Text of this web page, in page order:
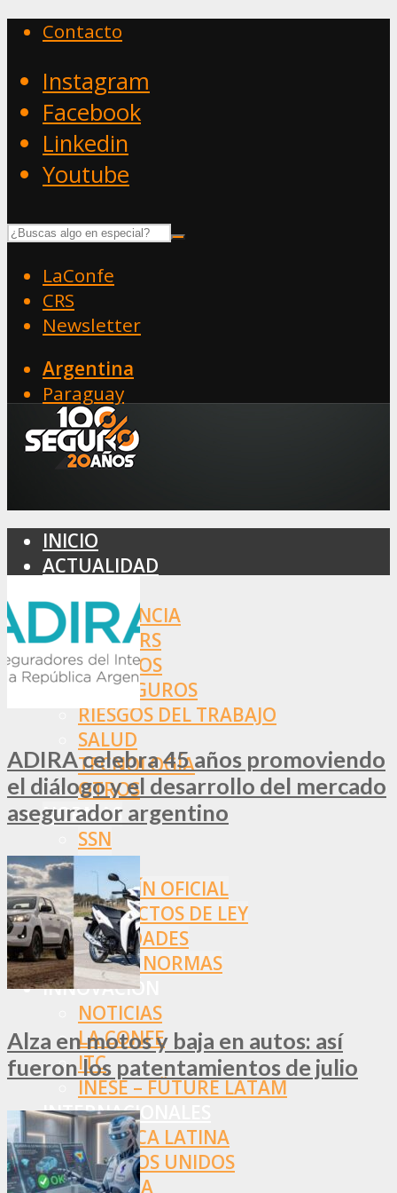
Contacto
Instagram
Facebook
Linkedin
Youtube
LaConfe
CRS
Newsletter
Argentina
Paraguay
INICIO
ACTUALIDAD
ASISTENCIA
BROKERS
SEGUROS
REASEGUROS
RIESGOS DEL TRABAJO
SALUD
TECNOLOGÍA
OTROS
NORMAS
SSN
SRT
BOLETÍN OFICIAL
PROYECTOS DE LEY
SOCIEDADES
OTRAS NORMAS
INNOVACIÓN
NOTICIAS
LA CONFE
ITC
INESE – FÜTURE LATAM
INTERNACIONALES
AMÉRICA LATINA
ESTADOS UNIDOS
EUROPA
ADIRA celebra 45 años promoviendo
el diálogo y el desarrollo del mercado
asegurador argentino
Alza en motos y baja en autos: así
fueron los patentamientos de julio